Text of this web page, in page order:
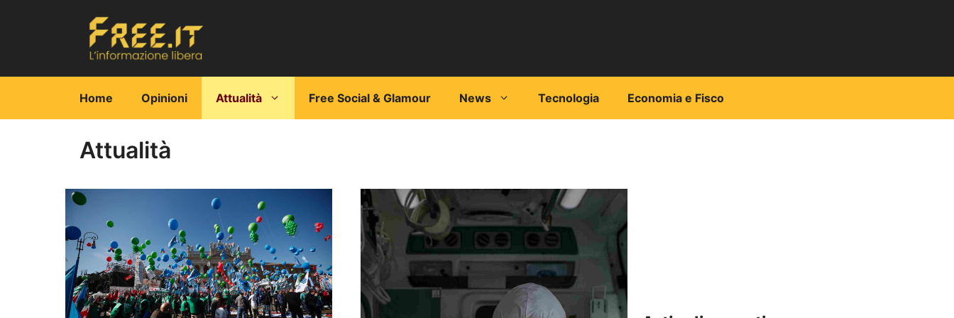
Home Opinioni Attualità Free Social & Glamour News Tecnologia Economia e Fisco
Attualità